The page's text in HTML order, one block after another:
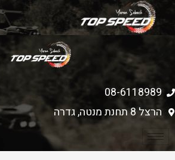
08-6118989
הרצל 8 תחנת מנטה, גדרה